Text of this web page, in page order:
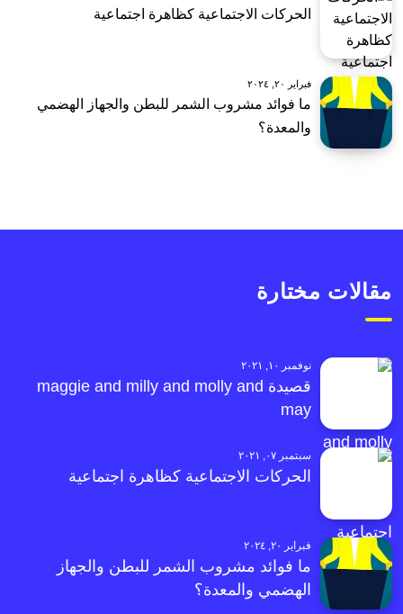
الحركات الاجتماعية كظاهرة اجتماعية
فبراير ٢٠, ٢٠٢٤
ما فوائد مشروب الشمر للبطن والجهاز الهضمي
والمعدة؟
مقالات مختارة
نوفمبر ١٠, ٢٠٢١
قصيدة maggie and milly and molly and
may
سبتمبر ٠٧, ٢٠٢١
الحركات الاجتماعية كظاهرة اجتماعية
فبراير ٢٠, ٢٠٢٤
ما فوائد مشروب الشمر للبطن والجهاز
الهضمي والمعدة؟